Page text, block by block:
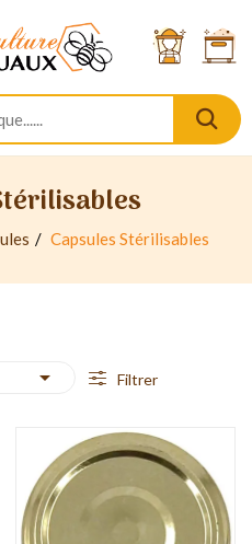
Capsules Stérilisables
 Filtrer